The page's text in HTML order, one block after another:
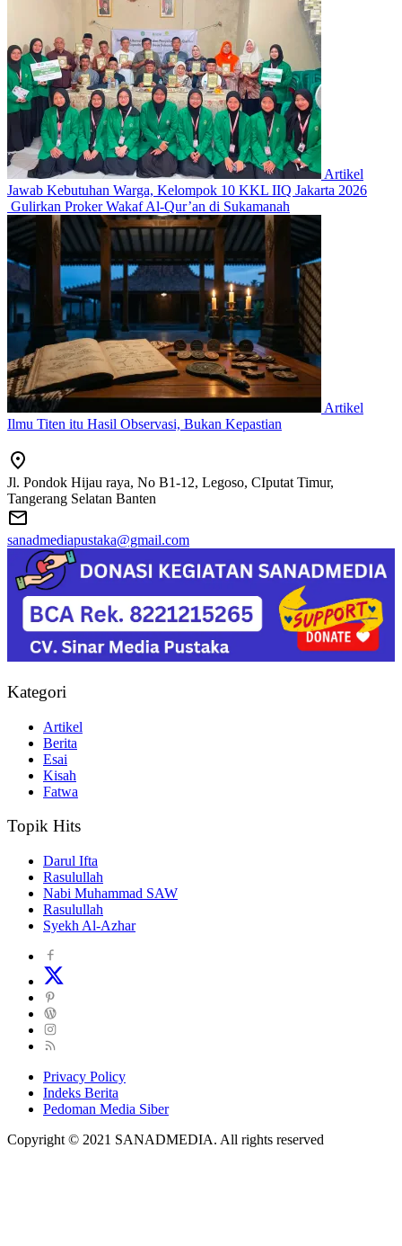
Artikel
Jawab Kebutuhan Warga, Kelompok 10 KKL IIQ Jakarta 2026
Gulirkan Proker Wakaf Al-Qur’an di Sukamanah
Artikel
Ilmu Titen itu Hasil Observasi, Bukan Kepastian
Jl. Pondok Hijau raya, No B1-12, Legoso, CIputat Timur,
Tangerang Selatan Banten
sanadmediapustaka@gmail.com
Kategori
Artikel
Berita
Esai
Kisah
Fatwa
Topik Hits
Darul Ifta
Rasulullah
Nabi Muhammad SAW
Rasulullah
Syekh Al-Azhar
Privacy Policy
Indeks Berita
Pedoman Media Siber
Copyright © 2021 SANADMEDIA. All rights reserved